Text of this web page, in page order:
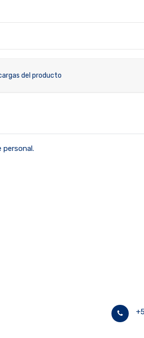
del producto
personal.